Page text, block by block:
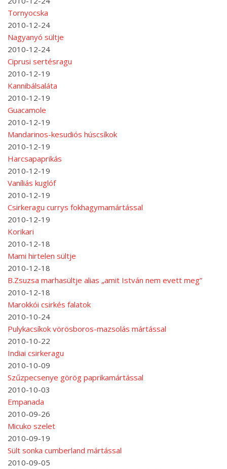
Tornyocska
2010-12-24
Nagyanyó sültje
2010-12-24
Ciprusi sertésragu
2010-12-19
Kannibálsaláta
2010-12-19
Guacamole
2010-12-19
Mandarinos-kesudiós húscsíkok
2010-12-19
Harcsapaprikás
2010-12-19
Vaníliás kuglóf
2010-12-19
Csirkeragu currys fokhagymamártással
2010-12-19
Korikari
2010-12-18
Mami hirtelen sültje
2010-12-18
B.Zsuzsa marhasültje alias „amit István nem evett meg”
2010-12-18
Marokkói csirkés falatok
2010-10-24
Pulykacsíkok vörösboros-mazsolás mártással
2010-10-22
Indiai csirkeragu
2010-10-09
Szűzpecsenye görög paprikamártással
2010-10-03
Empanada
2010-09-26
Micuko szelet
2010-09-19
Sült sonka cumberland mártással
2010-09-05